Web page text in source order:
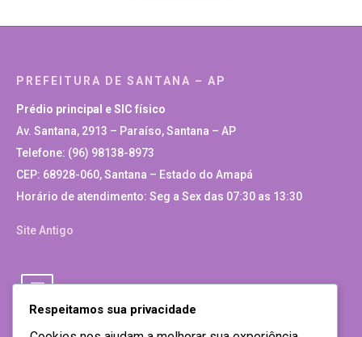
PREFEITURA DE SANTANA – AP
Prédio principal e SIC físico
Av. Santana, 2913 – Paraíso, Santana – AP
Telefone: (96) 98138-8973
CEP: 68928-060, Santana – Estado do Amapá
Horário de atendimento: Seg a Sex das 07:30 as 13:30
Site Antigo
Respeitamos sua privacidade